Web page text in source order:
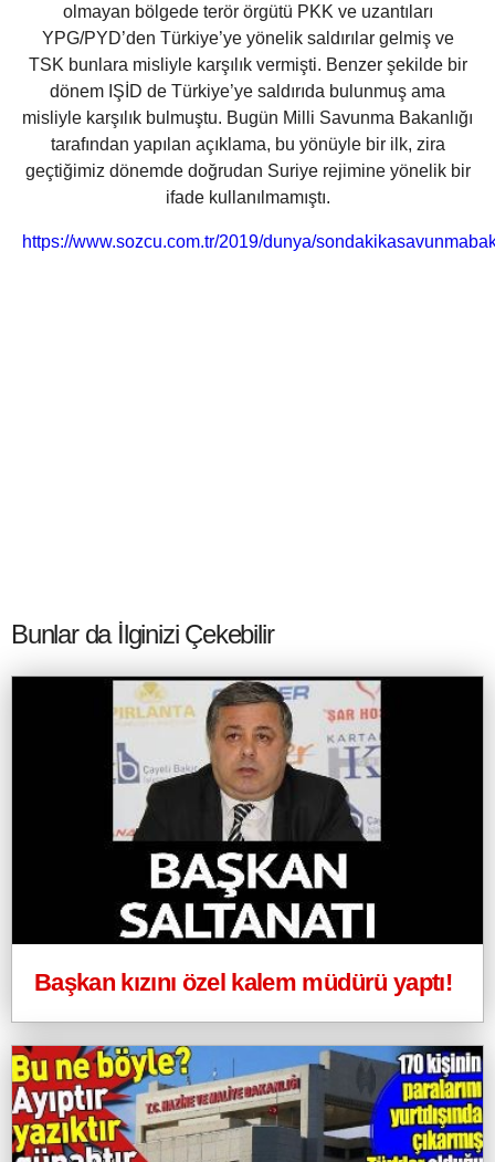
olmayan bölgede terör örgütü PKK ve uzantıları
YPG/PYD’den Türkiye’ye yönelik saldırılar gelmiş ve
TSK bunlara misliyle karşılık vermişti. Benzer şekilde bir
dönem IŞİD de Türkiye’ye saldırıda bulunmuş ama
misliyle karşılık bulmuştu. Bugün Milli Savunma Bakanlığı
tarafından yapılan açıklama, bu yönüyle bir ilk, zira
geçtiğimiz dönemde doğrudan Suriye rejimine yönelik bir
ifade kullanılmamıştı.
https://www.sozcu.com.tr/2019/dunya/
Bunlar da İlginizi Çekebilir
Başkan kızını özel kalem müdürü yaptı!